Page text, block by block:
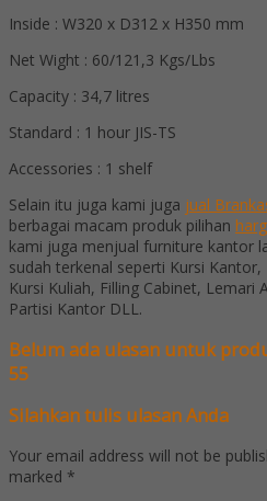
Inside : W320 x D312 x H350 mm
Net Wight : 60/121,3 Kgs/Lbs
Capacity : 34,7 litres
Standard : 1 hour JIS-TS
Accessories : 1 shelf
Selain itu juga kami juga jual
berbagai macam produk pilihan
kami juga menjual furniture kantor
sudah terkenal seperti Kursi
Kursi Kuliah, Filling Cabinet, Lemari
Partisi Kantor DLL.
Belum ada ulasan untuk
55
Silahkan tulis ulasan Anda
Your email address will not be
marked *